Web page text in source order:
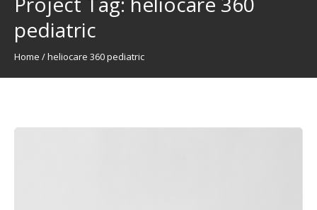
pediatric
Home /heliocare 360 pediatric